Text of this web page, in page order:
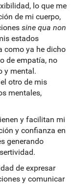
lo que me
de mi cuerpo,
sine qua non
estados
como ya he dicho
de empatía, no
y mental.
otro de mis
mentales,
y facilitan mi
y confianza en
generando
de expresar
y comunicar